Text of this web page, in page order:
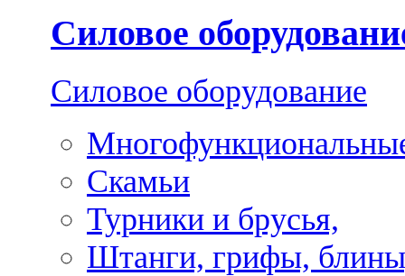
Силовое
Силовое оборудование
Скамьи
Турники и брусья,
Штанги, грифы,